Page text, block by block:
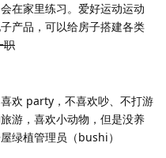
在家里练习。爱好运动运动
产品，可以给房子搭建各类
职
欢 party，不喜欢吵、不打游
游，喜欢小动物，但是没养
绿植管理员（bushi）